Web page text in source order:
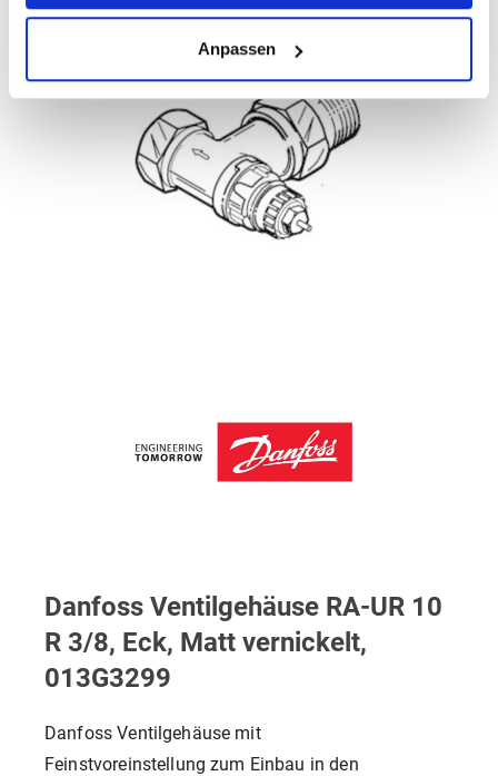
Anpassen
Danfoss Ventilgehäuse RA-UR 10
R 3/8, Eck, Matt vernickelt,
013G3299
Danfoss Ventilgehäuse mit
Feinstvoreinstellung zum Einbau in den